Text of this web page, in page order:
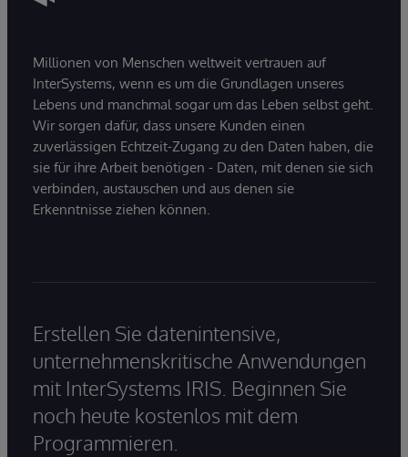
Millionen von Menschen weltweit vertrauen auf
InterSystems, wenn es um die Grundlagen unseres
Lebens und manchmal sogar um das Leben selbst geht.
Wir sorgen dafür, dass unsere Kunden einen
zuverlässigen Echtzeit-Zugang zu den Daten haben, die
sie für ihre Arbeit benötigen - Daten, mit denen sie sich
verbinden, austauschen und aus denen sie
Erkenntnisse ziehen können.
Erstellen Sie datenintensive,
unternehmenskritische Anwendungen
mit InterSystems IRIS. Beginnen Sie
noch heute kostenlos mit dem
Programmieren.